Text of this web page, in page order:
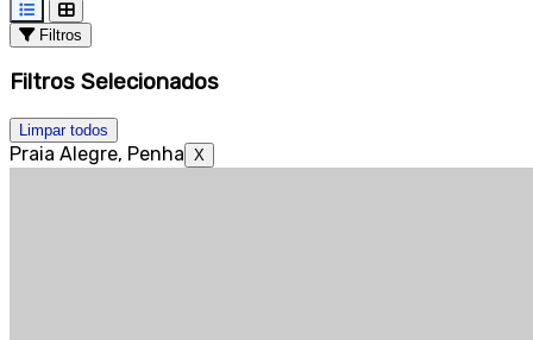
Filtros
Filtros Selecionados
Limpar todos
Praia Alegre, Penha X